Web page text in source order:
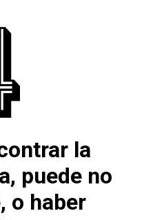
la
puede no
o haber